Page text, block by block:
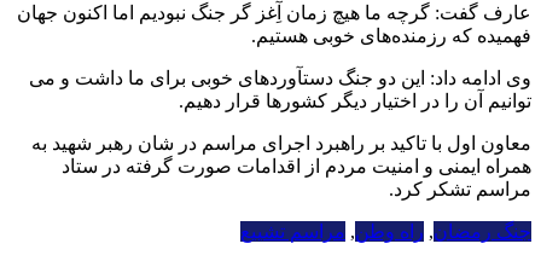
عارف گفت: گرچه ما هیچ زمان آِغز گر جنگ نبودیم اما اکنون جهان
فهمیده که رزمنده‌های خوبی هستیم.
وی ادامه داد: این دو جنگ دستآوردهای خوبی برای ما داشت و می
توانیم آن را در اختیار دیگر کشورها قرار دهیم.
معاون اول با تاکید بر راهبرد اجرای مراسم در شان رهبر شهید به
همراه ایمنی و امنیت مردم از اقدامات صورت گرفته در ستاد
مراسم تشکر کرد.
جنگ رمضان, راه وطن, مراسم تشییع